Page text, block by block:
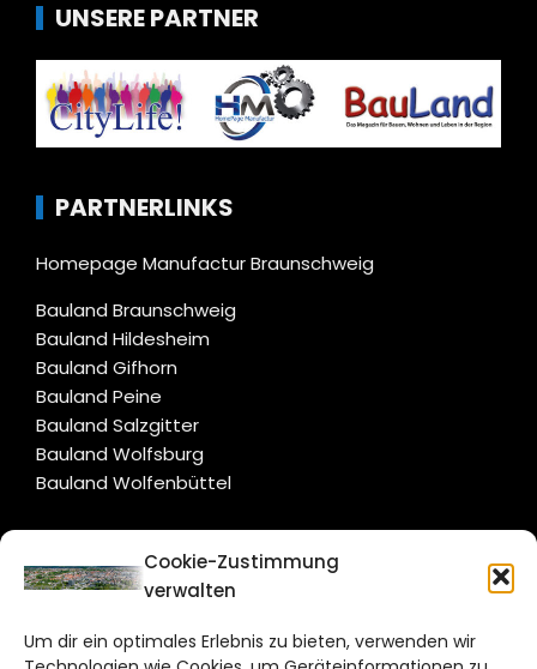
Cookie-Zustimmung
verwalten
Um dir ein optimales Erlebnis zu bieten, verwenden wir
UNSERE PARTNER
PARTNERLINKS
Homepage Manufactur Braunschweig
Bauland Braunschweig
Bauland Hildesheim
Bauland Gifhorn
Bauland Peine
Bauland Salzgitter
Bauland Wolfsburg
Bauland Wolfenbüttel
CITYLIFE!
Bruchtorwall 12